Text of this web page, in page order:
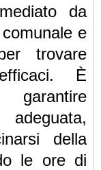
da
e
trovare
È
della
le ore di